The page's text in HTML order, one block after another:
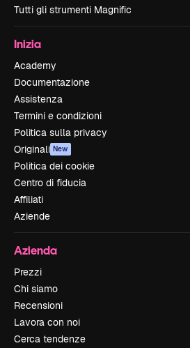
Tutti gli strumenti Magnific
Inizia
Academy
Documentazione
Assistenza
Termini e condizioni
Politica sulla privacy
Originali New
Politica dei cookie
Centro di fiducia
Affiliati
Aziende
Azienda
Prezzi
Chi siamo
Recensioni
Lavora con noi
Cerca tendenze